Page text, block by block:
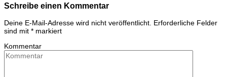
Schreibe einen Kommentar
Deine E-Mail-Adresse wird nicht veröffentlicht. Erforderliche Felder
sind mit * markiert
Kommentar